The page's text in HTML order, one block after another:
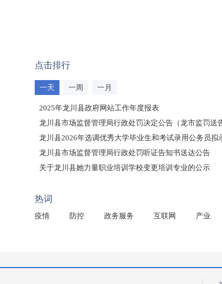
点击排行
一天 一周 一月
2025年龙川县政府网站工作年度报表
龙川县市场监督管理局行政处罚决定公告（龙市监罚送
龙川县2026年选调优秀大学毕业生和考试录用公务员拟
龙川县市场监督管理局行政处罚听证告知书送达公告
（龙市监罚送告〔2026〕71号）
关于龙川县她力量职业培训学校变更培训专业的公示
热词
疫情 防控 政务服务 互联网 产业